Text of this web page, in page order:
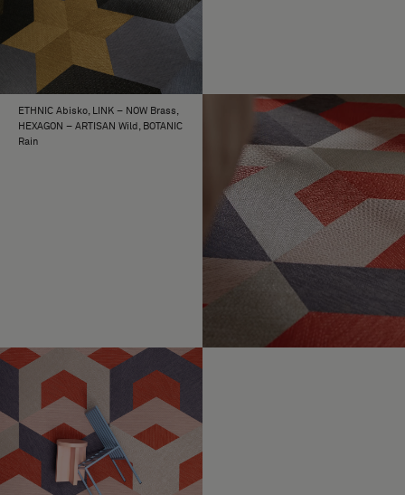
ETHNIC Abisko, LINK – NOW Brass,
HEXAGON – ARTISAN Wild, BOTANIC
Rain